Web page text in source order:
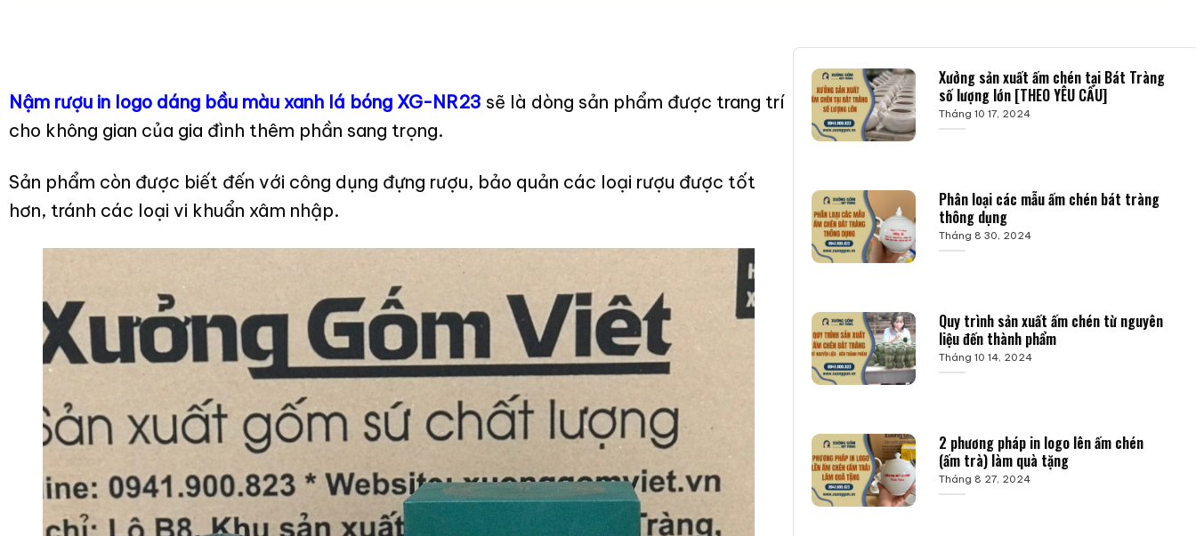
Nậm rượu in logo dáng bầu màu xanh lá bóng XG-NR23 sẽ là dòng sản phẩm được trang trí
cho không gian của gia đình thêm phần sang trọng.
Sản phẩm còn được biết đến với công dụng đựng rượu, bảo quản các loại rượu được tốt
hơn, tránh các loại vi khuẩn xâm nhập.
Xưởng sản xuất ấm chén tại Bát Tràng
số lượng lớn [THEO YÊU CẦU]
Tháng 10 17, 2024
Phân loại các mẫu ấm chén bát tràng
thông dụng
Tháng 8 30, 2024
Quy trình sản xuất ấm chén từ nguyên
liệu đến thành phẩm
Tháng 10 14, 2024
2 phương pháp in logo lên ấm chén
(ấm trà) làm quà tặng
Tháng 8 27, 2024